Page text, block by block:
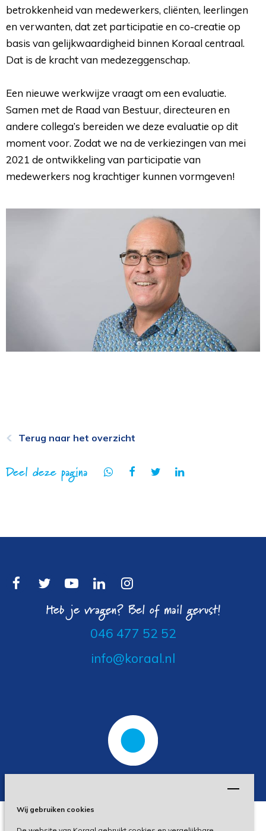
Wij gebruiken cookies
betrokkenheid van medewerkers, cliënten, leerlingen
en verwanten, dat zet participatie en co-creatie op
basis van gelijkwaardigheid binnen Koraal centraal.
Dat is de kracht van medezeggenschap.
Een nieuwe werkwijze vraagt om een evaluatie.
Samen met de Raad van Bestuur, directeuren en
andere collega’s bereiden we deze evaluatie op dit
moment voor. Zodat we na de verkiezingen van mei
2021 de ontwikkeling van participatie van
medewerkers nog krachtiger kunnen vormgeven!
Terug naar het overzicht
Deel deze pagina
Heb je vragen? Bel of mail gerust!
046 477 52 52
info@koraal.nl